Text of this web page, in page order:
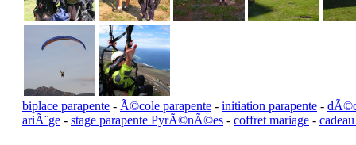
biplace parapente - Ã©cole parapente - initiation parapente -
ariÃ¨ge - stage parapente PyrÃ©nÃ©es - coffret mariage -